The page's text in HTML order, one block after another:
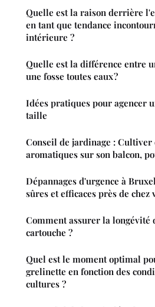
Quelle est la raison derrière
en tant que tendance
intérieure ?
Quelle est la différence entre
une fosse toutes eaux ?
Idées pratiques pour agencer
taille
Conseil de jardinage : Cultiver
aromatiques sur son balcon,
Dépannages d'urgence à
sûres et efficaces près de chez
Comment assurer la longévité
cartouche ?
Quel est le moment optimal
grelinette en fonction des
cultures ?